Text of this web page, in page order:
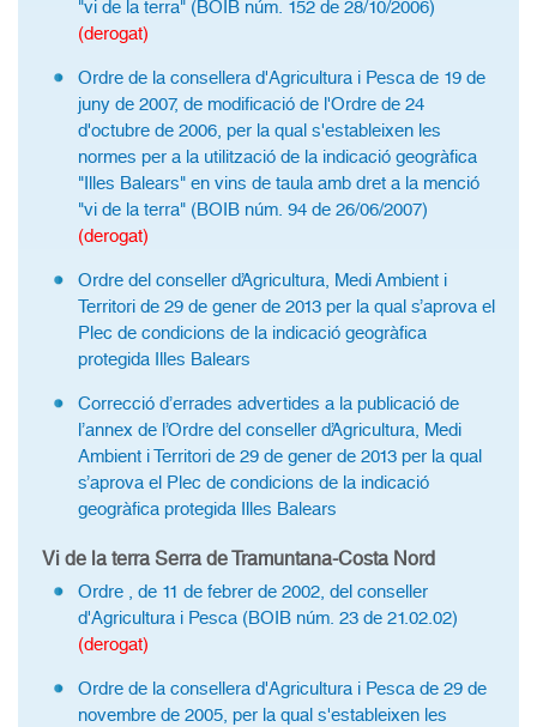
"vi de la terra" (BOIB núm. 152 de 28/10/2006)
(derogat)
Ordre de la consellera d'Agricultura i Pesca de 19 de
juny de 2007, de modificació de l'Ordre de 24
d'octubre de 2006, per la qual s'estableixen les
normes per a la utilització de la indicació geogràfica
"Illes Balears" en vins de taula amb dret a la menció
"vi de la terra" (BOIB núm. 94 de 26/06/2007)
(derogat)
Ordre del conseller d’Agricultura, Medi Ambient i
Territori de 29 de gener de 2013 per la qual s’aprova el
Plec de condicions de la indicació geogràfica
protegida Illes Balears
Correcció d’errades advertides a la publicació de
l’annex de l’Ordre del conseller d’Agricultura, Medi
Ambient i Territori de 29 de gener de 2013 per la qual
s’aprova el Plec de condicions de la indicació
geogràfica protegida Illes Balears
Vi de la terra Serra de Tramuntana-Costa Nord
Ordre , de 11 de febrer de 2002, del conseller
d'Agricultura i Pesca (BOIB núm. 23 de 21.02.02)
(derogat)
Ordre de la consellera d'Agricultura i Pesca de 29 de
novembre de 2005, per la qual s'estableixen les